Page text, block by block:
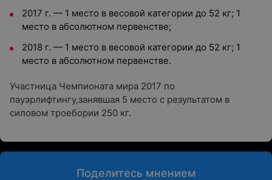
2017 г. — 1 место в весовой категории до 52 кг; 1
место в абсолютном первенстве;
2018 г. — 1 место в весовой категории до 52 кг; 1
место в абсолютном первенстве.
Участница Чемпионата мира 2017 по
пауэрлифтингу,занявшая 5 место с результатом в
силовом троебории 250 кг.
Поделитесь мнением